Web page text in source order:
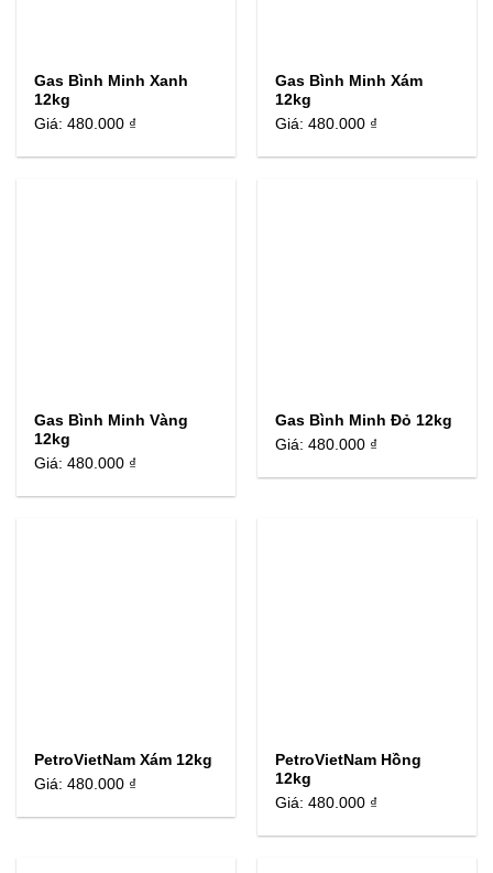
Gas Bình Minh Xanh
12kg
Giá:480.000 ₫
Gas Bình Minh Xám
12kg
Giá:480.000 ₫
Gas Bình Minh Vàng
12kg
Giá:480.000 ₫
Gas Bình Minh Đỏ 12kg
Giá:480.000 ₫
PetroVietNam Xám 12kg
Giá:480.000 ₫
PetroVietNam Hồng
12kg
Giá:480.000 ₫